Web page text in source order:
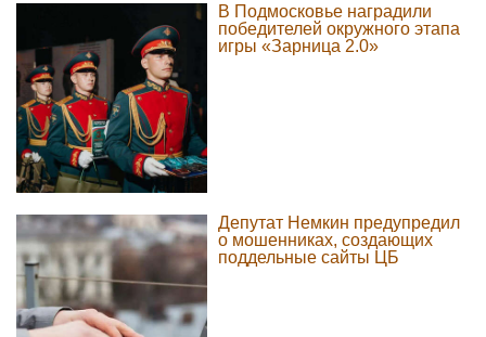
В Подмосковье наградили
победителей окружного этапа
игры «Зарница 2.0»
Депутат Немкин предупредил
о мошенниках, создающих
поддельные сайты ЦБ